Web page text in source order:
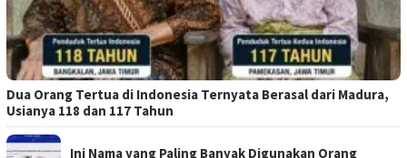
Dua Orang Tertua di Indonesia Ternyata Berasal dari Madura,
Usianya 118 dan 117 Tahun
Ini Nama yang Paling Banyak Digunakan Orang